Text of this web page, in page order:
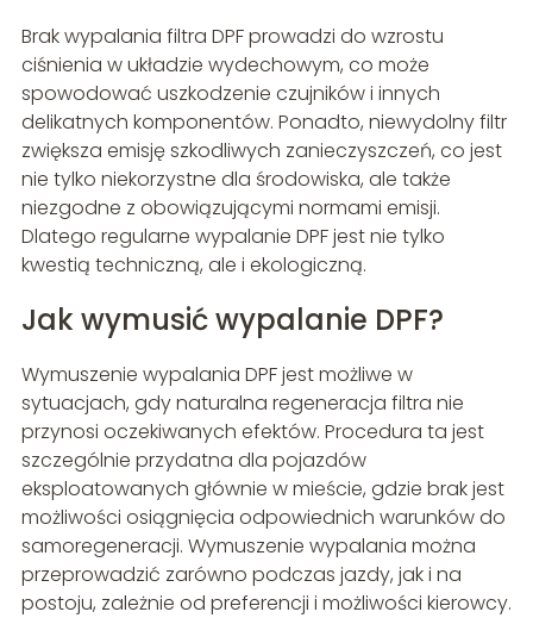
Brak wypalania filtra DPF prowadzi do wzrostu
ciśnienia w układzie wydechowym, co może
spowodować uszkodzenie czujników i innych
delikatnych komponentów. Ponadto, niewydolny filtr
zwiększa emisję szkodliwych zanieczyszczeń, co jest
nie tylko niekorzystne dla środowiska, ale także
niezgodne z obowiązującymi normami emisji.
Dlatego regularne wypalanie DPF jest nie tylko
kwestią techniczną, ale i ekologiczną.
Jak wymusić wypalanie DPF?
Wymuszenie wypalania DPF jest możliwe w
sytuacjach, gdy naturalna regeneracja filtra nie
przynosi oczekiwanych efektów. Procedura ta jest
szczególnie przydatna dla pojazdów
eksploatowanych głównie w mieście, gdzie brak jest
możliwości osiągnięcia odpowiednich warunków do
samoregeneracji. Wymuszenie wypalania można
przeprowadzić zarówno podczas jazdy, jak i na
postoju, zależnie od preferencji i możliwości kierowcy.